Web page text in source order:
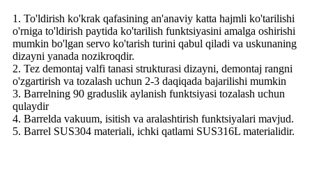
1. To'ldirish ko'krak qafasining an'anaviy katta hajmli ko'tarilishi
o'rniga to'ldirish paytida ko'tarilish funktsiyasini amalga oshirishi
mumkin bo'lgan servo ko'tarish turini qabul qiladi va uskunaning
dizayni yanada nozikroqdir.
2. Tez demontaj valfi tanasi strukturasi dizayni, demontaj rangni
o'zgartirish va tozalash uchun 2-3 daqiqada bajarilishi mumkin
3. Barrelning 90 graduslik aylanish funktsiyasi tozalash uchun
qulaydir
4. Barrelda vakuum, isitish va aralashtirish funktsiyalari mavjud.
5. Barrel SUS304 materiali, ichki qatlami SUS316L materialidir.